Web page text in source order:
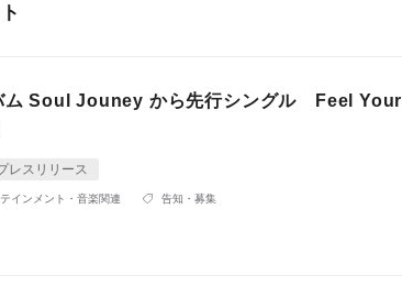
ム Soul Jouney から先行シングル Feel Your
レスリリース
インメント・音楽関連 告知・募集